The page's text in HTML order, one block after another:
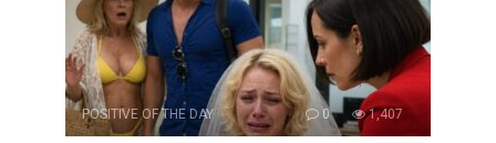
POSITIVE OF THE DAY 0 1,407